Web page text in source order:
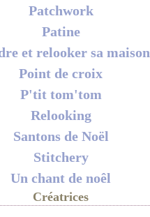
Patchwork
Patine
et relooker sa maison
Point de croix
P'tit tom'tom
Relooking
Santons de Noël
Stitchery
Un chant de noêl
Créatrices